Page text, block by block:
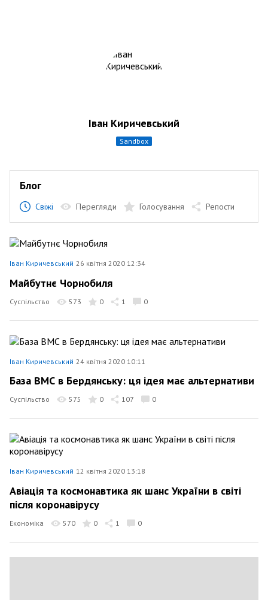
Іван Киричевський
sandbox
Блог
Свіжі Перегляди Голосування Репости
Іван Киричевський 26 квітня 2020 12:34
Майбутнє Чорнобиля
Суспільство 573 0 1 0
Іван Киричевський 24 квітня 2020 10:11
База ВМС в Бердянську: ця ідея має альтернативи
Суспільство 575 0 107 0
Іван Киричевський 12 квітня 2020 13:18
Авіація та космонавтика як шанс України в світі
після коронавірусу
Економіка 570 0 1 0